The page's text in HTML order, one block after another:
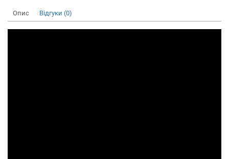
Опис Відгуки (0)